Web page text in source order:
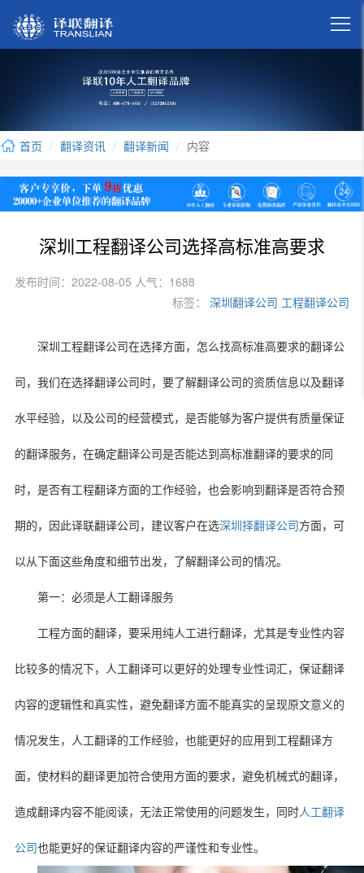

首页 翻译资讯 翻译新闻 内容
深圳工程翻译公司选择高标准高要求
发布时间：2022-08-05 人气：1688
标签：
深圳翻译公司 工程翻译公司
深圳工程翻译公司在选择方面，怎么找高标准高要求的翻译公
司，我们在选择翻译公司时，要了解翻译公司的资质信息以及翻译
水平经验，以及公司的经营模式，是否能够为客户提供有质量保证
的翻译服务，在确定翻译公司是否能达到高标准翻译的要求的同
时，是否有工程翻译方面的工作经验，也会影响到翻译是否符合预
期的，因此译联翻译公司，建议客户在选深圳择翻译公司 方面，可
以从下面这些角度和细节出发，了解翻译公司的情况。
第一：必须是人工翻译服务
工程方面的翻译，要采用纯人工进行翻译，尤其是专业性内容
比较多的情况下，人工翻译可以更好的处理专业性词汇，保证翻译
内容的逻辑性和真实性，避免翻译方面不能真实的呈现原文意义的
情况发生，人工翻译的工作经验，也能更好的应用到工程翻译方
面，使材料的翻译更加符合使用方面的要求，避免机械式的翻译，
造成翻译内容不能阅读，无法正常使用的问题发生，同时人工翻译
公司 也能更好的保证翻译内容的严谨性和专业性。